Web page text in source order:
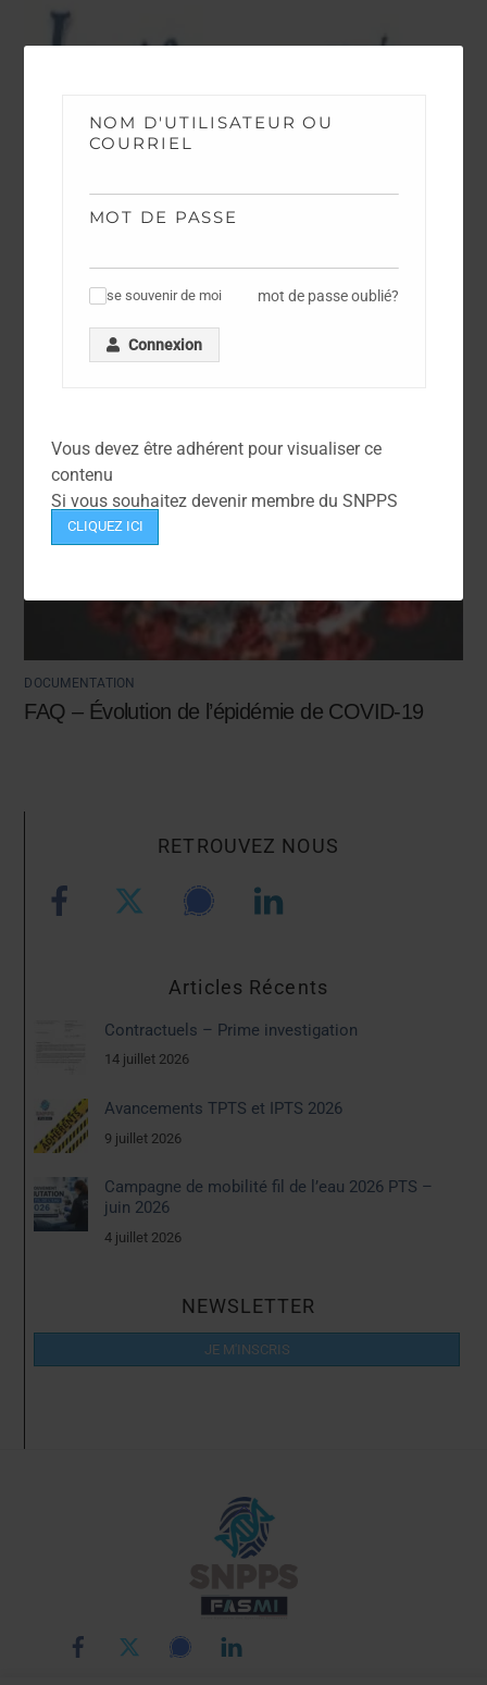
NOM D'UTILISATEUR OU
COURRIEL
MOT DE PASSE
se souvenir de moi mot de passe oublié?
Connexion
Vous devez être adhérent pour visualiser ce
contenu
Si vous souhaitez devenir membre du SNPPS
CLIQUEZ ICI
DOCUMENTATION
Arrêté du 6 Juin 2006 – Règlement Général
DOCUMENTATION
FAQ – Évolution de l’épidémie de COVID-19
RETROUVEZ NOUS
Articles Récents
Contractuels – Prime investigation
14 juillet 2026
Avancements TPTS et IPTS 2026
9 juillet 2026
Campagne de mobilité fil de l’eau 2026 PTS –
juin 2026
4 juillet 2026
NEWSLETTER
JE M'INSCRIS
Back
To
Top